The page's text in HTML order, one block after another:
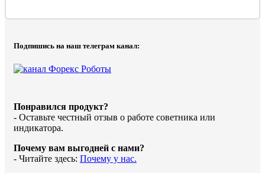
Подпишись на наш телеграм канал:
Понравился продукт?
- Оставьте честный отзыв о работе советника или
индикатора.
Почему вам выгодней с нами?
- Читайте здесь: Почему у нас.